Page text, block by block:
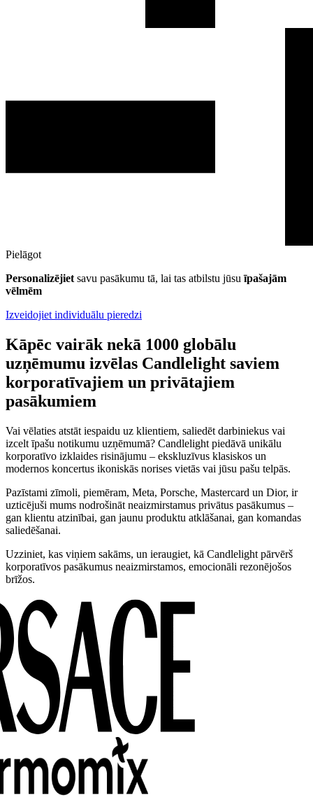
Pielāgot
Personalizējiet savu pasākumu tā, lai tas atbilstu jūsuīpašajām
vēlmēm
Izveidojiet individuālu pieredzi
Kāpēc vairāk nekā 1000 globālu
uzņēmumu izvēlas Candlelight saviem
korporatīvajiem un privātajiem
pasākumiem
Vai vēlaties atstāt iespaidu uz klientiem, saliedēt darbiniekus vai
izcelt īpašu notikumu uzņēmumā? Candlelight piedāvā unikālu
korporatīvo izklaides risinājumu – ekskluzīvus klasiskos un
modernos koncertus ikoniskās norises vietās vai jūsu pašu telpās.
Pazīstami zīmoli, piemēram, Meta, Porsche, Mastercard un Dior, ir
uzticējuši mums nodrošināt neaizmirstamus privātus pasākumus –
gan klientu atzinībai, gan jaunu produktu atklāšanai, gan komandas
saliedēšanai.
Uzziniet, kas viņiem sakāms, un ieraugiet, kā Candlelight pārvērš
korporatīvos pasākumus neaizmirstamos, emocionāli rezonējošos
brīžos.